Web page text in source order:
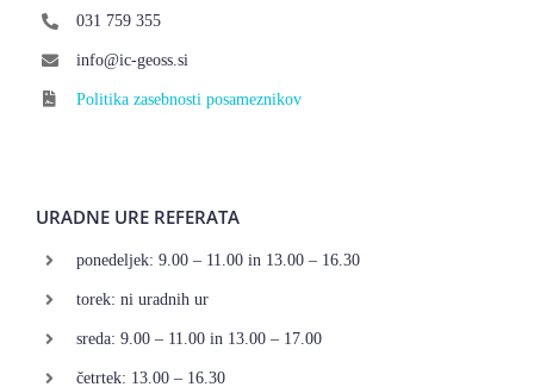
031 759 355
info@ic-geoss.si
Politika zasebnosti posameznikov
URADNE URE REFERATA
ponedeljek: 9.00 – 11.00 in 13.00 – 16.30
torek: ni uradnih ur
sreda: 9.00 – 11.00 in 13.00 – 17.00
četrtek: 13.00 – 16.30